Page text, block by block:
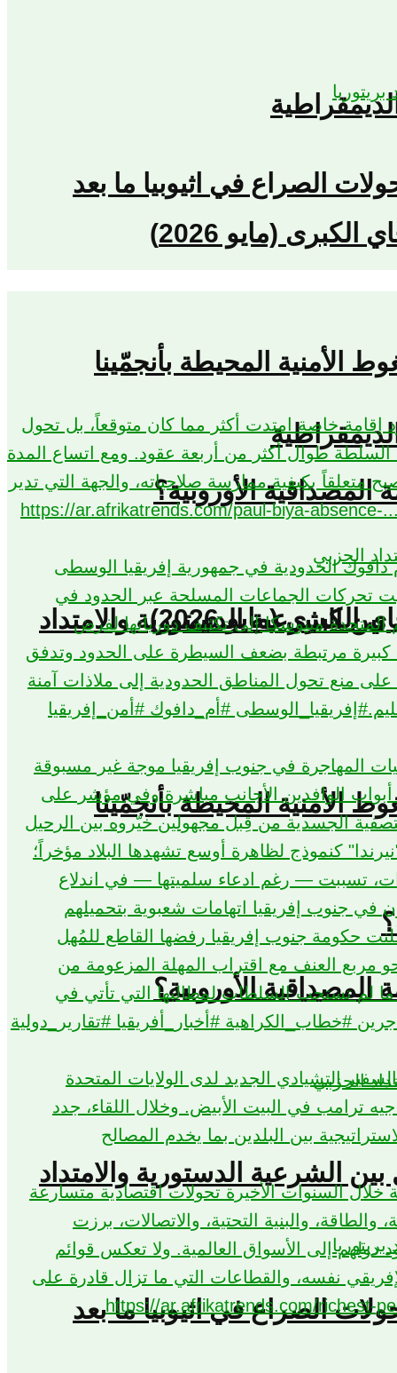
(مايو 2026)
الأوروبية؟
الشرعية الدستورية والامتداد
الصراع في اثيوبيا ما بعد
الصراع في اثيوبيا ما بعد
(مايو 2026)
الأوروبية؟
الشرعية الدستورية والامتداد